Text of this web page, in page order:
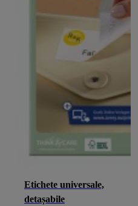
Etichete universale,
detașabile